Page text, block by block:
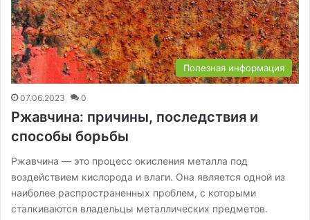
Полезная информация
07.06.2023 0
Ржавчина: причины, последствия и
способы борьбы
Ржавчина — это процесс окисления металла под
воздействием кислорода и влаги. Она является одной из
наиболее распространенных проблем, с которыми
сталкиваются владельцы металлических предметов.